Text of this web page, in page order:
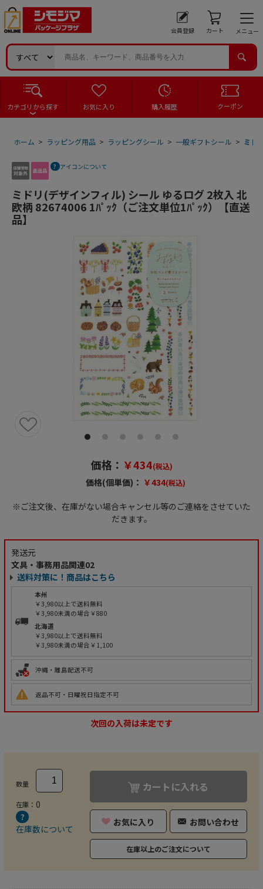
会員登録 カート メニュー
カテゴリから探す お気に入り 購入履歴 クーポン
ホーム > ラッピング用品 > ラッピングシール > 一般ギフトシール > ミド
アイコンについて
ミドリ(デザインフィル) シール ゆるログ 2枚入 北
欧柄 82674006 1ﾊﾟｯｸ（ご注文単位1ﾊﾟｯｸ）【直送
品】
価格： ￥434(税込)
価格(個単価)： ￥434(税込)
※ご注文後、在庫がない場合キャンセル等のご連絡をさせていた
だきます。
発送元
文具・事務用品関連02
送料対策に！商品はこちら
本州
￥3,980以上で送料無料
￥3,980未満の場合￥880
北海道
￥3,980以上で送料無料
￥3,980未満の場合￥1,100
沖縄・離島配送不可
返品不可・日曜祝日指定不可
次回の入荷は未定です
数量
在庫： 0
在庫数について
カートに入れる
お気に入り お問い合わせ
在庫以上のご注文について